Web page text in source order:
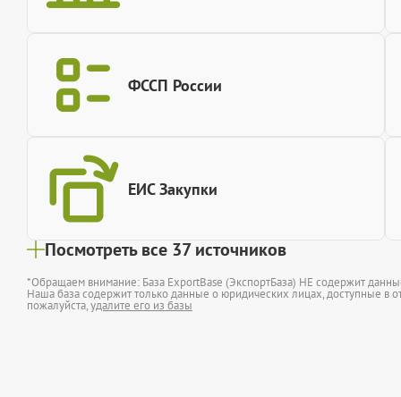
ФССП России
ЕИС Закупки
Посмотреть все 37 источников
*Обращаем внимание: База ExportBase (ЭкспортБаза) НЕ содержит
Наша база содержит только данные о юридических лицах, доступные в
пожалуйста,удалите его из базы